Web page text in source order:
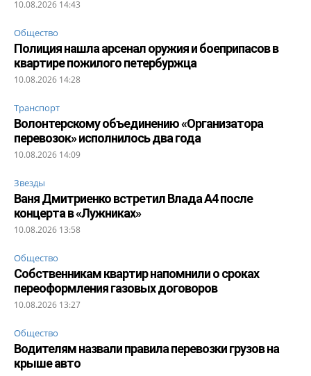
10.08.2026 14:43
Общество
Полиция нашла арсенал оружия и боеприпасов в
квартире пожилого петербуржца
10.08.2026 14:28
Транспорт
Волонтерскому объединению «Организатора
перевозок» исполнилось два года
10.08.2026 14:09
Звезды
Ваня Дмитриенко встретил Влада А4 после
концерта в «Лужниках»
10.08.2026 13:58
Общество
Собственникам квартир напомнили о сроках
переоформления газовых договоров
10.08.2026 13:27
Общество
Водителям назвали правила перевозки грузов на
крыше авто